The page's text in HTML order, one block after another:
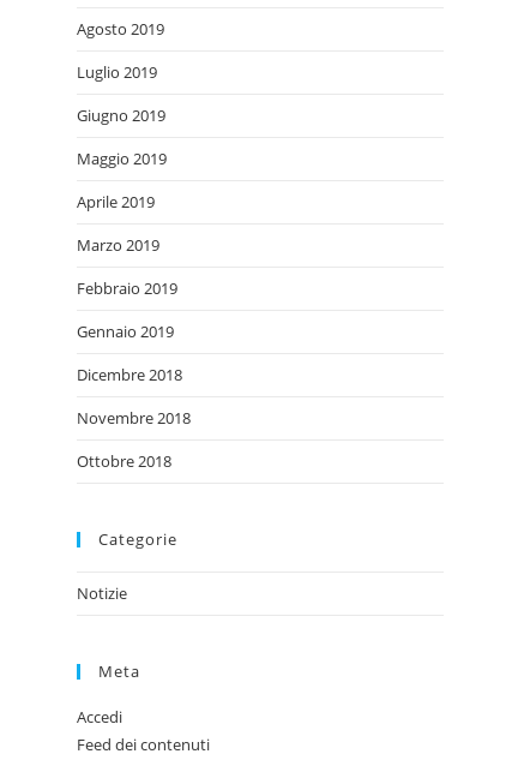
Agosto 2019
Luglio 2019
Giugno 2019
Maggio 2019
Aprile 2019
Marzo 2019
Febbraio 2019
Gennaio 2019
Dicembre 2018
Novembre 2018
Ottobre 2018
Categorie
Notizie
Meta
Accedi
Feed dei contenuti